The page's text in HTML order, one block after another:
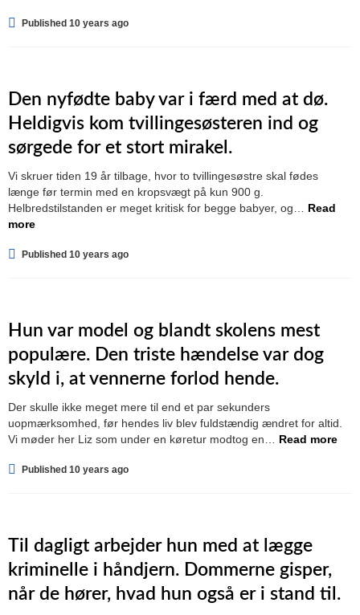
Published 10 years ago
Den nyfødte baby var i færd med at dø.
Heldigvis kom tvillingesøsteren ind og
sørgede for et stort mirakel.
Vi skruer tiden 19 år tilbage, hvor to tvillingesøstre skal fødes
længe før termin med en kropsvægt på kun 900 g.
Helbredstilstanden er meget kritisk for begge babyer, og… Read
more
Published 10 years ago
Hun var model og blandt skolens mest
populære. Den triste hændelse var dog
skyld i, at vennerne forlod hende.
Der skulle ikke meget mere til end et par sekunders
uopmærksomhed, før hendes liv blev fuldstændig ændret for altid.
Vi møder her Liz som under en køretur modtog en… Read more
Published 10 years ago
Til dagligt arbejder hun med at lægge
kriminelle i håndjern. Dommerne gisper,
når de hører, hvad hun også er i stand til.